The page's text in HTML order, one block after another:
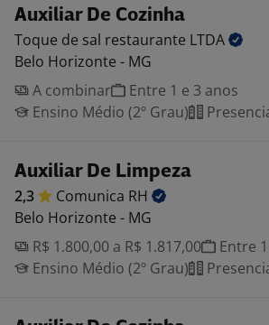
Auxiliar De Cozinha
Toque de sal restaurante LTDA
Belo Horizonte - MG
A combinar
Entre 1 e 3 anos
Ensino Médio (2º Grau)
Auxiliar De Limpeza
2,3 Comunica RH
Belo Horizonte - MG
R$ 1.800,00 a R$ 1.817,00
Entre
Ensino Médio (2º Grau)